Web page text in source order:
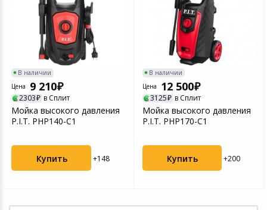
В наличии
Цена
9 210
2303 в Сплит
Мойка высокого давления
P.I.T. PHP140-C1
Купить +148
В наличии
Цена
12 500
3125 в Сплит
Мойка высокого давления
P.I.T. PHP170-C1
Купить +200